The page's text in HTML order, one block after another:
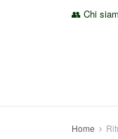
👥 Chi
Home